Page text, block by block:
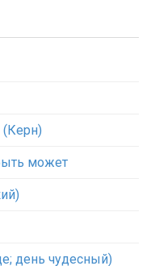
может
день чудесный)